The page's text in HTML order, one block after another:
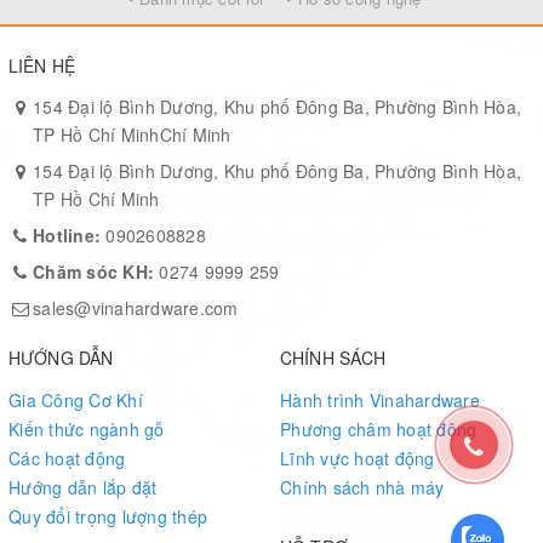
- Width: 42mm
- Color: Galvanized steel
LIÊN HỆ
154 Đại lộ Bình Dương, Khu phố Đông Ba, Phường Bình Hòa,
TP Hồ Chí MinhChí Minh
154 Đại lộ Bình Dương, Khu phố Đông Ba, Phường Bình Hòa,
TP Hồ Chí Minh
Hotline:0902608828
Chăm sóc KH:0274 9999 259
sales@vinahardware.com
HƯỚNG DẪN
Gia Công Cơ Khí
Kiến thức ngành gỗ
Các hoạt động
Hướng dẫn lắp đặt
Quy đổi trọng lượng thép
CHÍNH SÁCH
Hành trình Vinahardware
Phương châm hoạt động
Lĩnh vực hoạt động
Chính sách nhà máy